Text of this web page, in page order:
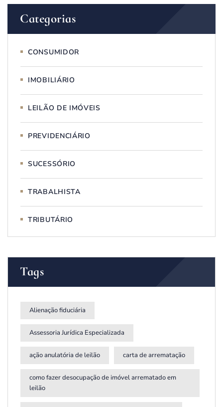
Categorias
CONSUMIDOR
IMOBILIÁRIO
LEILÃO DE IMÓVEIS
PREVIDENCIÁRIO
SUCESSÓRIO
TRABALHISTA
TRIBUTÁRIO
Tags
Alienação fiduciária
Assessoria Jurídica Especializada
ação anulatória de leilão carta de arrematação
como fazer desocupação de imóvel arrematado em
leilão